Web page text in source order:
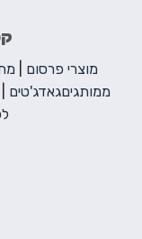
מוצרי פרסום
ממותגיםגאדג'טים